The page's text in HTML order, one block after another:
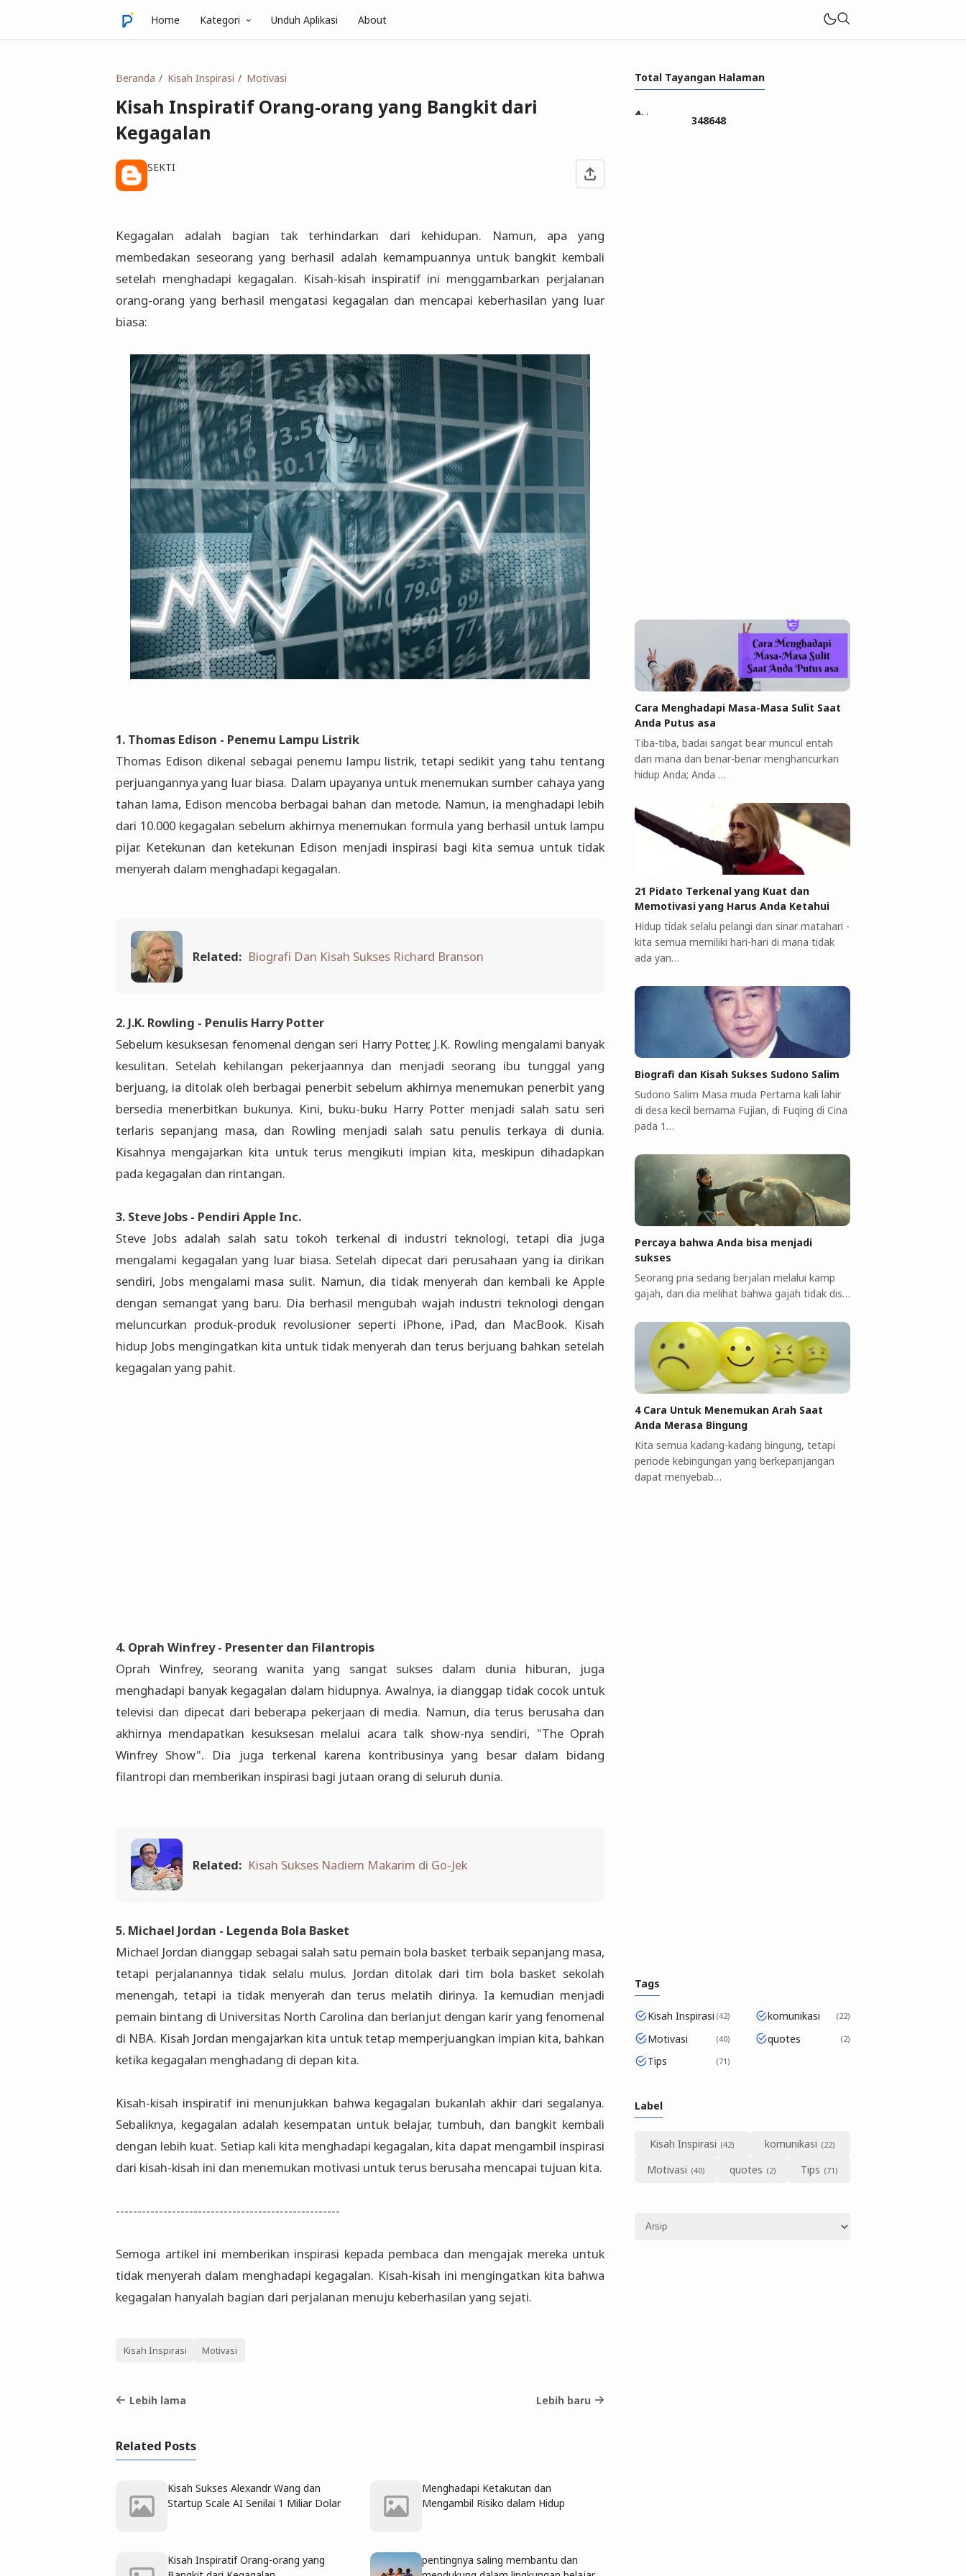
Home Kategori Unduh Aplikasi About
Beranda Kisah Inspirasi Motivasi
Kisah Inspiratif Orang-orang yang Bangkit dari
Kegagalan
SEKTI
Kegagalan adalah bagian tak terhindarkan dari kehidupan. Namun, apa yang
membedakan seseorang yang berhasil adalah kemampuannya untuk bangkit kembali
setelah menghadapi kegagalan. Kisah-kisah inspiratif ini menggambarkan perjalanan
orang-orang yang berhasil mengatasi kegagalan dan mencapai keberhasilan yang luar
biasa:
1. Thomas Edison - Penemu Lampu Listrik
Thomas Edison dikenal sebagai penemu lampu listrik, tetapi sedikit yang tahu tentang
perjuangannya yang luar biasa. Dalam upayanya untuk menemukan sumber cahaya yang
tahan lama, Edison mencoba berbagai bahan dan metode. Namun, ia menghadapi lebih
dari 10.000 kegagalan sebelum akhirnya menemukan formula yang berhasil untuk lampu
pijar. Ketekunan dan ketekunan Edison menjadi inspirasi bagi kita semua untuk tidak
menyerah dalam menghadapi kegagalan.
Related: Biografi Dan Kisah Sukses Richard Branson
2. J.K. Rowling - Penulis Harry Potter
Sebelum kesuksesan fenomenal dengan seri Harry Potter, J.K. Rowling mengalami banyak
kesulitan. Setelah kehilangan pekerjaannya dan menjadi seorang ibu tunggal yang
berjuang, ia ditolak oleh berbagai penerbit sebelum akhirnya menemukan penerbit yang
bersedia menerbitkan bukunya. Kini, buku-buku Harry Potter menjadi salah satu seri
terlaris sepanjang masa, dan Rowling menjadi salah satu penulis terkaya di dunia.
Kisahnya mengajarkan kita untuk terus mengikuti impian kita, meskipun dihadapkan
pada kegagalan dan rintangan.
3. Steve Jobs - Pendiri Apple Inc.
Steve Jobs adalah salah satu tokoh terkenal di industri teknologi, tetapi dia juga
mengalami kegagalan yang luar biasa. Setelah dipecat dari perusahaan yang ia dirikan
sendiri, Jobs mengalami masa sulit. Namun, dia tidak menyerah dan kembali ke Apple
dengan semangat yang baru. Dia berhasil mengubah wajah industri teknologi dengan
meluncurkan produk-produk revolusioner seperti iPhone, iPad, dan MacBook. Kisah
hidup Jobs mengingatkan kita untuk tidak menyerah dan terus berjuang bahkan setelah
kegagalan yang pahit.
4. Oprah Winfrey - Presenter dan Filantropis
Oprah Winfrey, seorang wanita yang sangat sukses dalam dunia hiburan, juga
menghadapi banyak kegagalan dalam hidupnya. Awalnya, ia dianggap tidak cocok untuk
televisi dan dipecat dari beberapa pekerjaan di media. Namun, dia terus berusaha dan
akhirnya mendapatkan kesuksesan melalui acara talk show-nya sendiri, "The Oprah
Winfrey Show". Dia juga terkenal karena kontribusinya yang besar dalam bidang
filantropi dan memberikan inspirasi bagi jutaan orang di seluruh dunia.
Related: Kisah Sukses Nadiem Makarim di Go-Jek
5. Michael Jordan - Legenda Bola Basket
Michael Jordan dianggap sebagai salah satu pemain bola basket terbaik sepanjang masa,
tetapi perjalanannya tidak selalu mulus. Jordan ditolak dari tim bola basket sekolah
menengah, tetapi ia tidak menyerah dan terus melatih dirinya. Ia kemudian menjadi
pemain bintang di Universitas North Carolina dan berlanjut dengan karir yang fenomenal
di NBA. Kisah Jordan mengajarkan kita untuk tetap memperjuangkan impian kita, bahkan
ketika kegagalan menghadang di depan kita.
Kisah-kisah inspiratif ini menunjukkan bahwa kegagalan bukanlah akhir dari segalanya.
Sebaliknya, kegagalan adalah kesempatan untuk belajar, tumbuh, dan bangkit kembali
dengan lebih kuat. Setiap kali kita menghadapi kegagalan, kita dapat mengambil inspirasi
dari kisah-kisah ini dan menemukan motivasi untuk terus berusaha mencapai tujuan kita.
----------------------------------------------------
Semoga artikel ini memberikan inspirasi kepada pembaca dan mengajak mereka untuk
tidak menyerah dalam menghadapi kegagalan. Kisah-kisah ini mengingatkan kita bahwa
kegagalan hanyalah bagian dari perjalanan menuju keberhasilan yang sejati.
Kisah Inspirasi Motivasi
Lebih lama Lebih baru
Related Posts
Kisah Sukses Alexandr Wang dan
Startup Scale AI Senilai 1 Miliar Dolar
Menghadapi Ketakutan dan
Mengambil Risiko dalam Hidup
Kisah Inspiratif Orang-orang yang
pentingnya saling membantu dan
Total Tayangan Halaman
348648
Cara Menghadapi Masa-Masa Sulit Saat
Anda Putus asa
Tiba-tiba, badai sangat bear muncul entah
dari mana dan benar-benar menghancurkan
hidup Anda; Anda …
21 Pidato Terkenal yang Kuat dan
Memotivasi yang Harus Anda Ketahui
Hidup tidak selalu pelangi dan sinar matahari -
kita semua memiliki hari-hari di mana tidak
ada yan…
Biografi dan Kisah Sukses Sudono Salim
Sudono Salim Masa muda Pertama kali lahir
di desa kecil bernama Fujian, di Fuqing di Cina
pada 1…
Percaya bahwa Anda bisa menjadi
sukses
Seorang pria sedang berjalan melalui kamp
gajah, dan dia melihat bahwa gajah tidak dis…
4 Cara Untuk Menemukan Arah Saat
Anda Merasa Bingung
Kita semua kadang-kadang bingung, tetapi
periode kebingungan yang berkepanjangan
dapat menyebab…
Tags
Kisah Inspirasi 42 komunikasi 22
Motivasi 40 quotes 2
Tips 71
Label
Kisah Inspirasi
komunikasi
Motivasi
quotes Tips